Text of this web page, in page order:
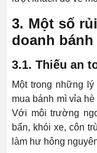
3. Một số
doanh
3.1. Thiếu an
Một trong những
mua bánh mì vỉa
Với môi trường
bẩn, khói xe, côn
làm hư hỏng